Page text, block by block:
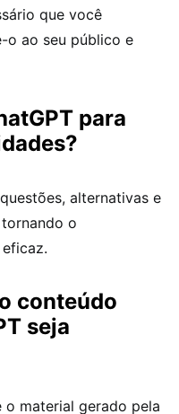
que você
o ao seu público e
para
alternativas e
o
conteúdo
seja
o material gerado pela